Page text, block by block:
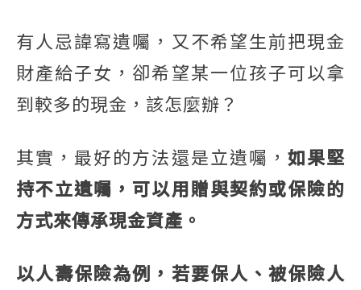
有人忌諱寫遺囑，又不希望生前把現金
財產給子女，卻希望某一位孩子可以拿
到較多的現金，該怎麼辦？
其實，最好的方法還是立遺囑， 如果堅
持不立遺囑，可以用贈與契約或保險的
方式來傳承現金資產。
以人壽保險為例，若要保人、被保險人